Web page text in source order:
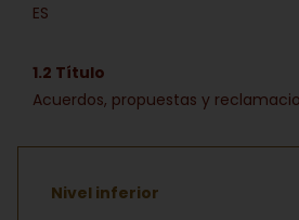
ES
1.2 Título
Acuerdos, propuestas y
Nivel inferior